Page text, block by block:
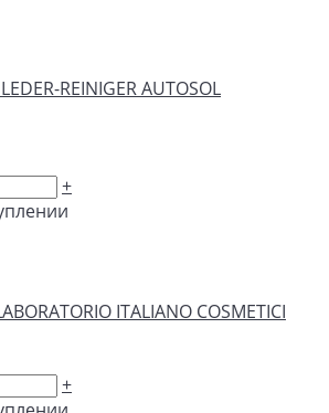
REINIGER AUTOSOL
+
ITALIANO COSMETICI
+